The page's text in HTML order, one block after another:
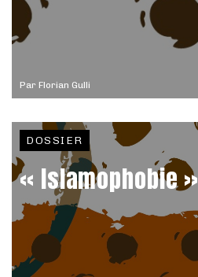
Par Florian Gulli
DOSSIER
« Islamophobie »